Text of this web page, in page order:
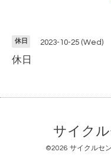
休日 2023-10-25 (Wed)
休日
サイク
©2026 サイクルセ